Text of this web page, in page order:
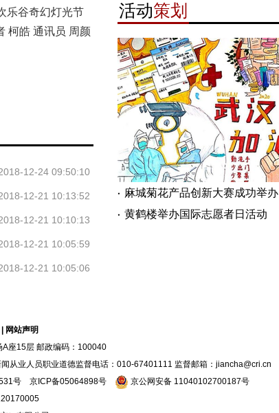
乐谷奇幻灯光节
柯皓 通讯员 周颜
12-24 09:50:10
12-21 10:13:52
12-21 10:10:13
12-21 10:05:59
12-21 10:05:06
活动策划
麻城菊花产品创新大赛成功举办
黄鹤楼举办国际志愿者日活动
网站声明
座15层 邮政编码：100040
从业人员职业道德监督电话：010-67401111 监督邮箱：jiancha@cri.cn
号 京ICP备05064898号
京公网安备 11040102700187号